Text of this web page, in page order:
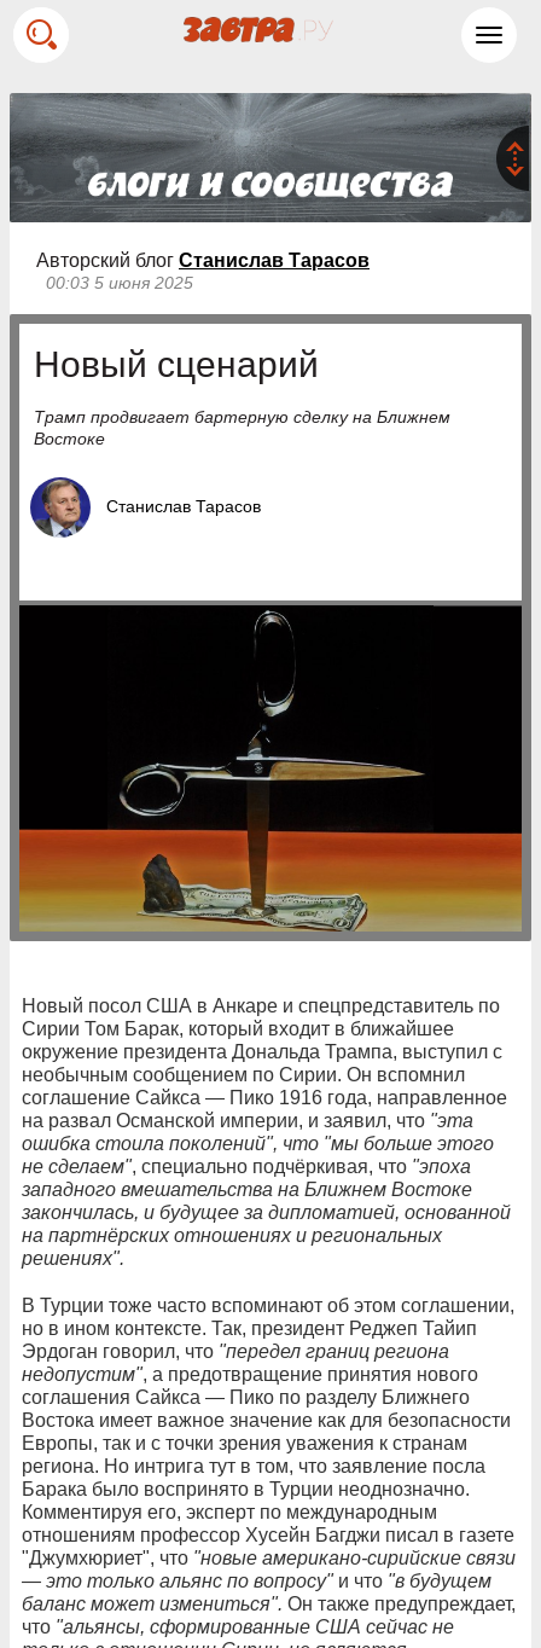
Авторский блог Станислав Тарасов
00:03 5 июня 2025
Новый сценарий
Трамп продвигает бартерную сделку на Ближнем
Востоке
Станислав Тарасов
Новый посол США в Анкаре и спецпредставитель по
Сирии Том Барак, который входит в ближайшее
окружение президента Дональда Трампа, выступил с
необычным сообщением по Сирии. Он вспомнил
соглашение Сайкса — Пико 1916 года, направленное
на развал Османской империи, и заявил, что "эта
ошибка стоила поколений", что "мы больше этого
не сделаем", специально подчёркивая, что "эпоха
западного вмешательства на Ближнем Востоке
закончилась, и будущее за дипломатией, основанной
на партнёрских отношениях и региональных
решениях".
В Турции тоже часто вспоминают об этом соглашении,
но в ином контексте. Так, президент Реджеп Тайип
Эрдоган говорил, что "передел границ региона
недопустим", а предотвращение принятия нового
соглашения Сайкса — Пико по разделу Ближнего
Востока имеет важное значение как для безопасности
Европы, так и с точки зрения уважения к странам
региона. Но интрига тут в том, что заявление посла
Барака было воспринято в Турции неоднозначно.
Комментируя его, эксперт по международным
отношениям профессор Хусейн Багджи писал в газете
"Джумхюриет", что "новые американо-сирийские связи
— это только альянс по вопросу"и что "в будущем
баланс может измениться". Он также предупреждает,
что "альянсы, сформированные США сейчас не